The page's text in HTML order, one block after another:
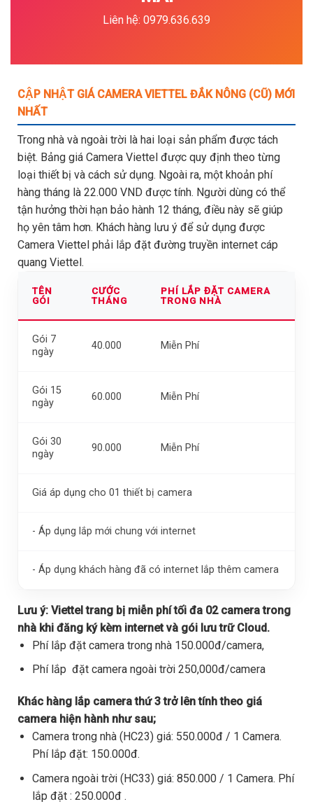
Liên hệ: 0979.636.639
CẬP NHẬT GIÁ CAMERA VIETTEL ĐẮK NÔNG (CŨ) MỚI
NHẤT
Trong nhà và ngoài trời là hai loại sản phẩm được tách
biệt. Bảng giá Camera Viettel được quy định theo từng
loại thiết bị và cách sử dụng. Ngoài ra, một khoản phí
hàng tháng là 22.000 VND được tính. Người dùng có thể
tận hưởng thời hạn bảo hành 12 tháng, điều này sẽ giúp
họ yên tâm hơn. Khách hàng lưu ý để sử dụng được
Camera Viettel phải lắp đặt đường truyền internet cáp
quang Viettel.
TÊN
GÓI
CƯỚC
THÁNG
PHÍ LẮP ĐẶT CAMERA
TRONG NHÀ
Gói 7
ngày
40.000 Miễn Phí
Gói 15
ngày
60.000 Miễn Phí
Gói 30
ngày
90.000 Miễn Phí
Giá áp dụng cho 01 thiết bị camera
- Áp dụng lắp mới chung với internet
- Áp dụng khách hàng đã có internet lắp thêm camera
Lưu ý: Viettel trang bị miễn phí tối đa 02 camera trong
nhà khi đăng ký kèm internet và gói lưu trữ Cloud.
Phí lắp đặt camera trong nhà 150.000đ/camera,
Phí lắp đặt camera ngoài trời 250,000đ/camera
Khác hàng lắp camera thứ 3 trở lên tính theo giá
camera hiện hành như sau;
Camera trong nhà (HC23) giá: 550.000đ / 1 Camera.
Phí lắp đặt: 150.000đ.
Camera ngoài trời (HC33) giá: 850.000 / 1 Camera. Phí
lắp đặt : 250.000đ .